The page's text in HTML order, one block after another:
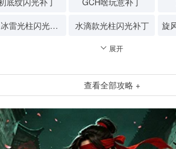
狂暴冰雷光柱闪光补丁 水滴款光柱闪光补丁
展开
查看全部攻略 +